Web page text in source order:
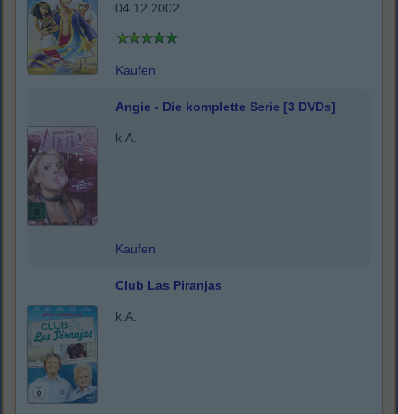
04.12.2002
Kaufen
Angie - Die komplette Serie [3 DVDs]
k.A.
Kaufen
Club Las Piranjas
k.A.